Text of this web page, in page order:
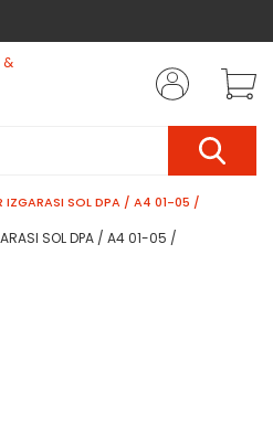
IZGARASI SOL DPA / A4 01-05 /